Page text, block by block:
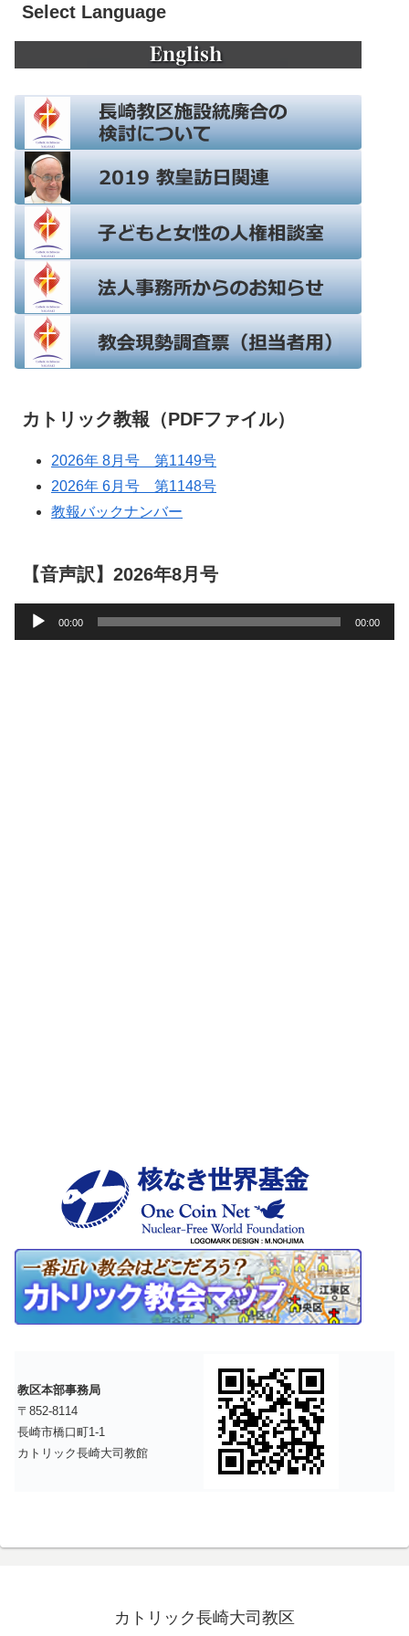
Select Language
カトリック教報（PDFファイル）
2026年 8月号 第1149号
2026年 6月号 第1148号
教報バックナンバー
【音声訳】2026年8月号
声
00:00 00:00
教区本部事務局
〒852-8114
長崎市橋口町1-1
カトリック長崎大司教館
カトリック長崎大司教区